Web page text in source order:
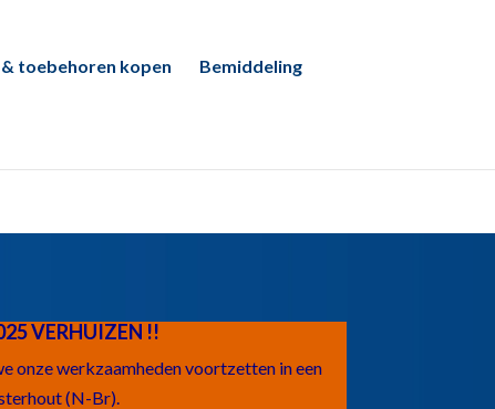
& toebehoren kopen Bemiddeling
VERHUIZEN !!
onze werkzaamheden voortzetten in een
(N-Br).